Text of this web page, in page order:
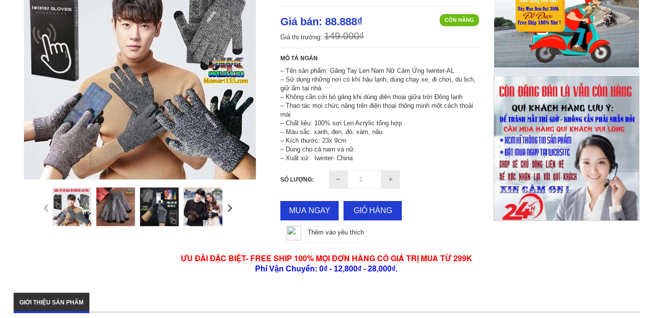
CÒN HÀNG
Giá bán: 88.888₫
Giá thị trường:149.000₫
MÔ TẢ NGẮN
– Tên sản phẩm: Găng Tay Len Nam Nữ Cảm Ứng Iwinter-AL
– Sử dụng những nơi có khí hậu lạnh, dùng chạy xe, đi chơi, du lịch,
giữ ấm tại nhà
– Không cần cởi bỏ găng khi dùng điện thoại giữa trời Đông lạnh
– Thao tác mọi chức năng trên điện thoại thông minh một cách thoải
mái
– Chất liệu: 100% sợi Len Acrylic tổng hợp
– Màu sắc: xanh, đen, đỏ, xám, nâu
– Kích thước: 23x 9cm
– Dùng cho cả nam và nữ.
– Xuất xứ: Iwinter- China
SỐ LƯỢNG:
MUA NGAY GIỎ HÀNG
Thêm vào yêu thích
ƯU ĐÃI ĐẶC BIỆT- FREE SHIP 100% MỌI ĐƠN HÀNG CÓ GIÁ TRỊ MUA TỪ 299K
Phí Vận Chuyển: 0₫ - 12,800₫ - 28,000₫.
GIỚI THIỆU SẢN PHẨM